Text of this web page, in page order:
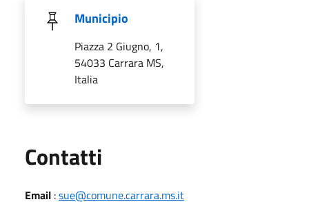
Municipio
Piazza 2 Giugno, 1,
54033 Carrara MS,
Italia
Contatti
Email :sue@comune.carrara.ms.it